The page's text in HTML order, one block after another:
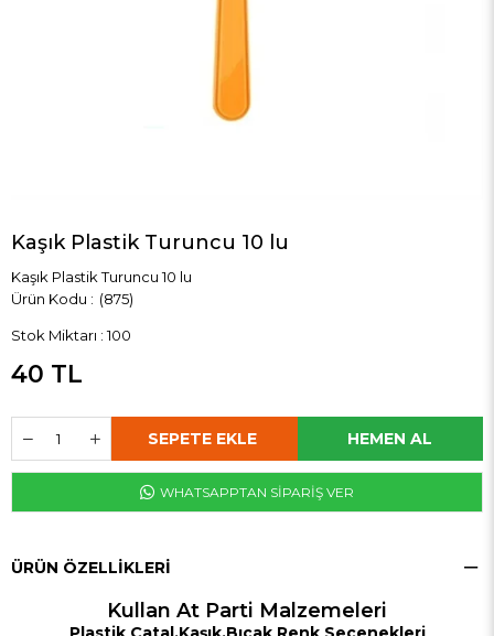
Kaşık Plastik Turuncu 10 lu
Kaşık Plastik Turuncu 10 lu
(875)
Stok Miktarı : 100
40 TL
WHATSAPPTAN SİPARİŞ VER
ÜRÜN ÖZELLIKLERI
Kullan At Parti Malzemeleri